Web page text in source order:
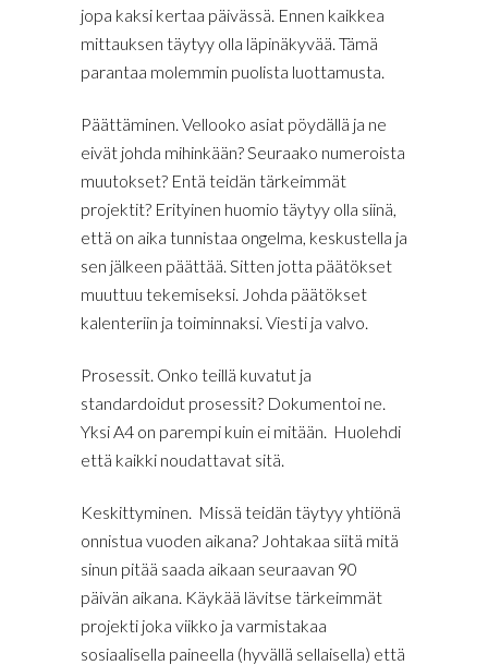
jopa kaksi kertaa päivässä. Ennen kaikkea
mittauksen täytyy olla läpinäkyvää. Tämä
parantaa molemmin puolista luottamusta.
Päättäminen. Vellooko asiat pöydällä ja ne
eivät johda mihinkään? Seuraako numeroista
muutokset? Entä teidän tärkeimmät
projektit? Erityinen huomio täytyy olla siinä,
että on aika tunnistaa ongelma, keskustella ja
sen jälkeen päättää. Sitten jotta päätökset
muuttuu tekemiseksi. Johda päätökset
kalenteriin ja toiminnaksi. Viesti ja valvo.
Prosessit. Onko teillä kuvatut ja
standardoidut prosessit? Dokumentoi ne.
Yksi A4 on parempi kuin ei mitään. Huolehdi
että kaikki noudattavat sitä.
Keskittyminen. Missä teidän täytyy yhtiönä
onnistua vuoden aikana? Johtakaa siitä mitä
sinun pitää saada aikaan seuraavan 90
päivän aikana. Käykää lävitse tärkeimmät
projekti joka viikko ja varmistakaa
sosiaalisella paineella (hyvällä sellaisella) että